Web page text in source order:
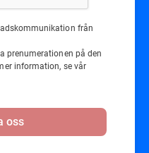
från
prenumerationen på den
information, se vår
oss